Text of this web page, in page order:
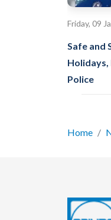
Friday, 09
Safe and
Holidays,
Police
Home